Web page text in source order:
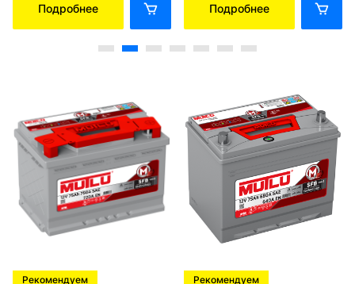
Подробнее Подробнее
Рекомендуем Рекомендуем